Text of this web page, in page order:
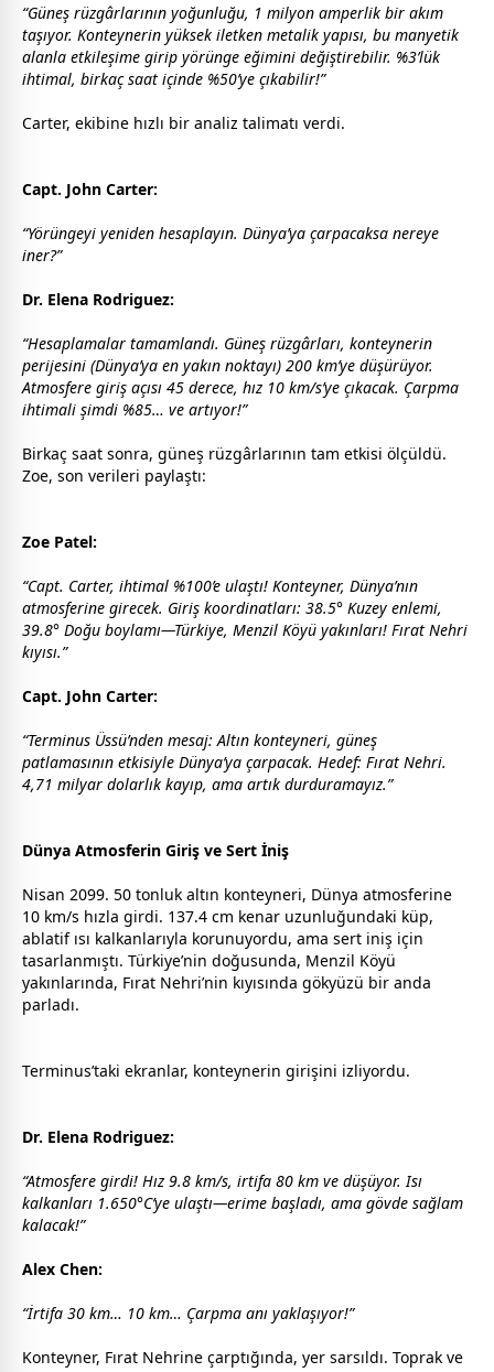
“Güneş rüzgârlarının yoğunluğu, 1 milyon amperlik bir akım
taşıyor. Konteynerin yüksek iletken metalik yapısı, bu manyetik
alanla etkileşime girip yörünge eğimini değiştirebilir. %3’lük
ihtimal, birkaç saat içinde %50’ye çıkabilir!”
Carter, ekibine hızlı bir analiz talimatı verdi.
Capt. John Carter:
“Yörüngeyi yeniden hesaplayın. Dünya’ya çarpacaksa nereye
iner?”
Dr. Elena Rodriguez:
“Hesaplamalar tamamlandı. Güneş rüzgârları, konteynerin
perijesini (Dünya’ya en yakın noktayı) 200 km’ye düşürüyor.
Atmosfere giriş açısı 45 derece, hız 10 km/s’ye çıkacak. Çarpma
ihtimali şimdi %85… ve artıyor!”
Birkaç saat sonra, güneş rüzgârlarının tam etkisi ölçüldü.
Zoe, son verileri paylaştı:
Zoe Patel:
“Capt. Carter, ihtimal %100’e ulaştı! Konteyner, Dünya’nın
atmosferine girecek. Giriş koordinatları: 38.5° Kuzey enlemi,
39.8° Doğu boylamı—Türkiye, Menzil Köyü yakınları! Fırat Nehri
kıyısı.”
Capt. John Carter:
“Terminus Üssü’nden mesaj: Altın konteyneri, güneş
patlamasının etkisiyle Dünya’ya çarpacak. Hedef: Fırat Nehri.
4,71 milyar dolarlık kayıp, ama artık durduramayız.”
Dünya Atmosferin Giriş ve Sert İniş
Nisan 2099. 50 tonluk altın konteyneri, Dünya atmosferine
10 km/s hızla girdi. 137.4 cm kenar uzunluğundaki küp,
ablatif ısı kalkanlarıyla korunuyordu, ama sert iniş için
tasarlanmıştı. Türkiye’nin doğusunda, Menzil Köyü
yakınlarında, Fırat Nehri’nin kıyısında gökyüzü bir anda
parladı.
Terminus’taki ekranlar, konteynerin girişini izliyordu.
Dr. Elena Rodriguez:
“Atmosfere girdi! Hız 9.8 km/s, irtifa 80 km ve düşüyor. Isı
kalkanları 1.650°C’ye ulaştı—erime başladı, ama gövde sağlam
kalacak!”
Alex Chen:
“İrtifa 30 km… 10 km… Çarpma anı yaklaşıyor!”
Konteyner, Fırat Nehrine çarptığında, yer sarsıldı. Toprak ve